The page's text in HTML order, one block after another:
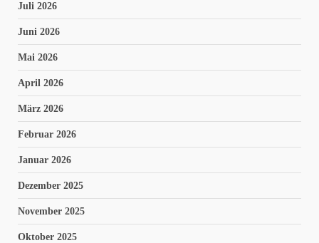
Juli 2026
Juni 2026
Mai 2026
April 2026
März 2026
Februar 2026
Januar 2026
Dezember 2025
November 2025
Oktober 2025